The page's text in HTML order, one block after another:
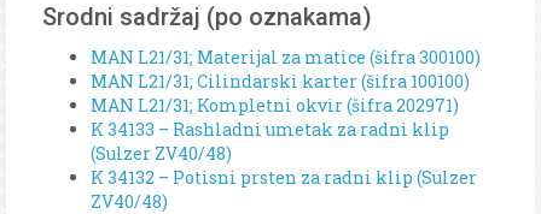
Srodni sadržaj (po oznakama)
MAN L21/31; Materijal za matice (šifra 300100)
MAN L21/31; Cilindarski karter (šifra 100100)
MAN L21/31; Kompletni okvir (šifra 202971)
K 34133 – Rashladni umetak za radni klip
(Sulzer ZV40/48)
K 34132 – Potisni prsten za radni klip (Sulzer
ZV40/48)